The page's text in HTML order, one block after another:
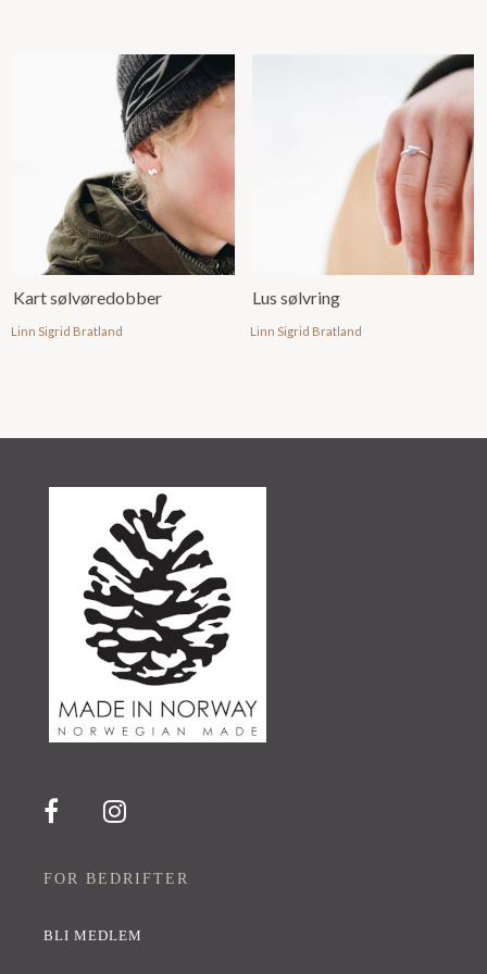
Kart sølvøredobber
Linn Sigrid Bratland
Lus sølvring
Linn Sigrid Bratland
FOR BEDRIFTER
BLI MEDLEM